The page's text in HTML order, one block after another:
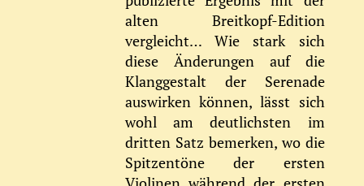
alten Breitkopf-Edition
vergleicht… Wie stark sich
diese Änderungen auf die
Klanggestalt der Serenade
auswirken können, lässt sich
wohl am deutlichsten im
dritten Satz bemerken, wo die
Spitzentöne der ersten